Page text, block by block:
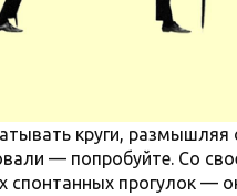
круги, размышляя
— попробуйте. Со
спонтанных прогулок —